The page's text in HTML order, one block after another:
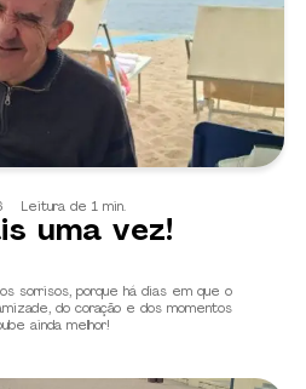
Leitura de 1 min.
uma vez!
sorrisos, porque há dias em que o
do coração e dos momentos
ainda melhor!